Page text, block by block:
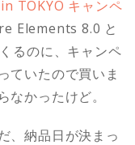
TOKYO キャンペ
Elements 8.0 と
るのに、キャンペ
ていたので買いま
なかったけど。
、納品日が決まっ